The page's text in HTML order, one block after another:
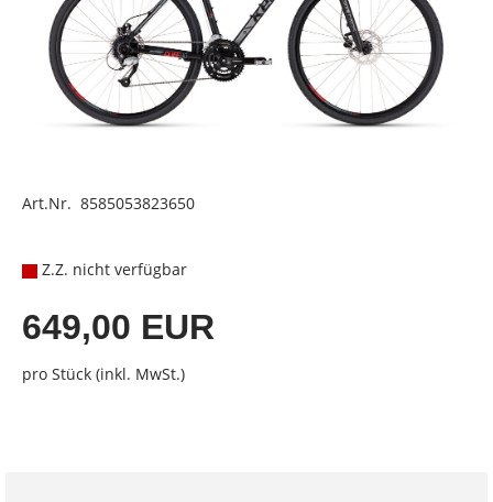
Art.Nr. 8585053823650
Z.Z. nicht verfügbar
649,00 EUR
pro Stück (inkl. MwSt.)